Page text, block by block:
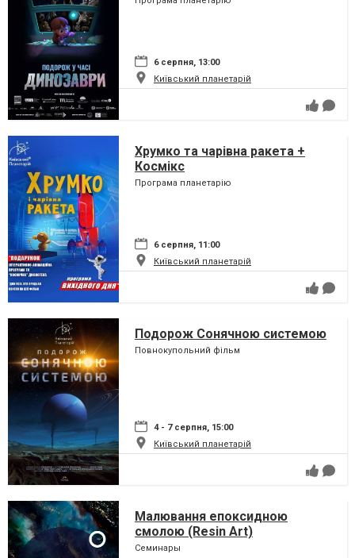
6 серпня, 13:00
Київський планетарій
Хрумко та чарівна ракета +
Космікс
Програма планетарію
6 серпня, 11:00
Київський планетарій
Подорож Сонячною системою
Повнокупольний фільм
4 - 7 серпня, 15:00
Київський планетарій
Малювання епоксидною
смолою (Resin Art)
Семинары